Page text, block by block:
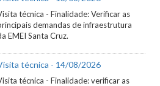
técnica - Finalidade: Verificar as
demandas de infraestrutura
EMEI Santa Cruz.
técnica - 14/08/2026
técnica - Finalidade: verificar as